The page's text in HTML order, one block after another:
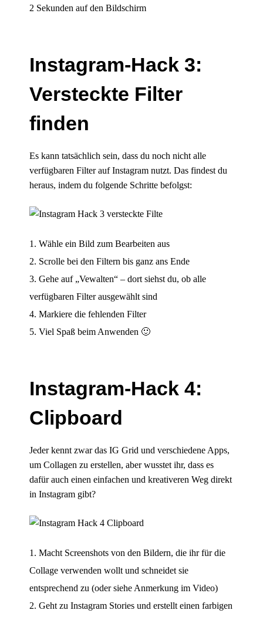
2 Sekunden auf den Bildschirm
Instagram-Hack 3:
Versteckte Filter
finden
Es kann tatsächlich sein, dass du noch nicht alle
verfügbaren Filter auf Instagram nutzt. Das findest du
heraus, indem du folgende Schritte befolgst:
Wähle ein Bild zum Bearbeiten aus
Scrolle bei den Filtern bis ganz ans Ende
Gehe auf „Vewalten“ – dort siehst du, ob alle
verfügbaren Filter ausgewählt sind
Markiere die fehlenden Filter
Viel Spaß beim Anwenden 🙂
Instagram-Hack 4:
Clipboard
Jeder kennt zwar das IG Grid und verschiedene Apps,
um Collagen zu erstellen, aber wusstet ihr, dass es
dafür auch einen einfachen und kreativeren Weg direkt
in Instagram gibt?
Macht Screenshots von den Bildern, die ihr für die
Collage verwenden wollt und schneidet sie
entsprechend zu (oder siehe Anmerkung im Video)
Geht zu Instagram Stories und erstellt einen farbigen